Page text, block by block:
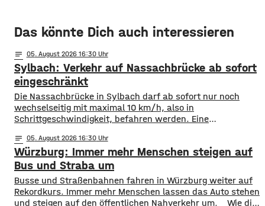
Das könnte Dich auch interessieren
notes 05. August 2026 16:30
Sylbach: Verkehr auf Nassachbrücke ab sofort
eingeschränkt
Die Nassachbrücke in Sylbach darf ab sofort nur noch
wechselseitig mit maximal 10 km/h, also in
Schrittgeschwindigkeit, befahren werden. Eine
Landratsamt am Mittwochnachmittag veröffentlicht.
Hintergrund ist das der Schwerlastverkehr aufgrund der
kurzfristigen Sperrung der Nassachbrücke in Haßfurt
deutlich zugenommen hat. Durch die Begrenzung der
Höchstgeschwindigkeit soll das über 50 Jahre
notes 05. August 2026 16:30
Würzburg: Immer mehr Menschen steigen auf
Bus und Straba um
​​Busse und Straßenbahnen fahren in Würzburg weiter auf
Rekordkurs. Immer mehr Menschen lassen das Auto stehen
und steigen auf den öffentlichen Nahverkehr um. ​Wie die